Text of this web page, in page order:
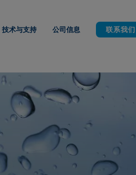
技术与支持 公司信息 联系我们